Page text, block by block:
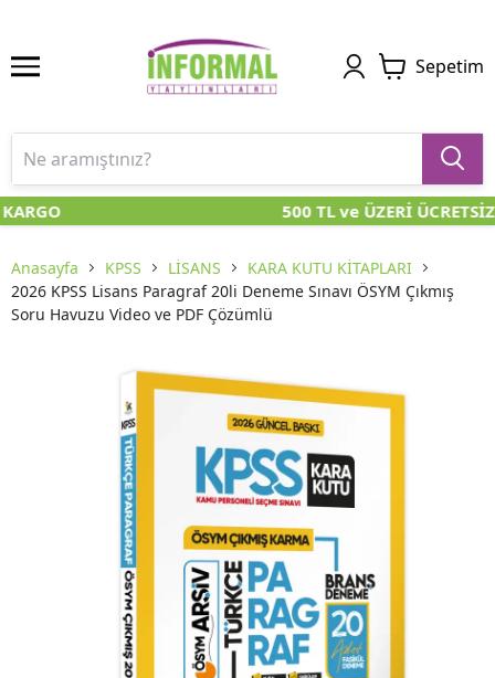
Sepetim
500 TL ve ÜZERİ ÜCRETSİZ
Anasayfa KPSS LİSANS
KARA KUTU KİTAPLARI
2026 KPSS Lisans Paragraf 20li Deneme Sınavı ÖSYM Çıkmış
Soru Havuzu Video ve PDF Çözümlü